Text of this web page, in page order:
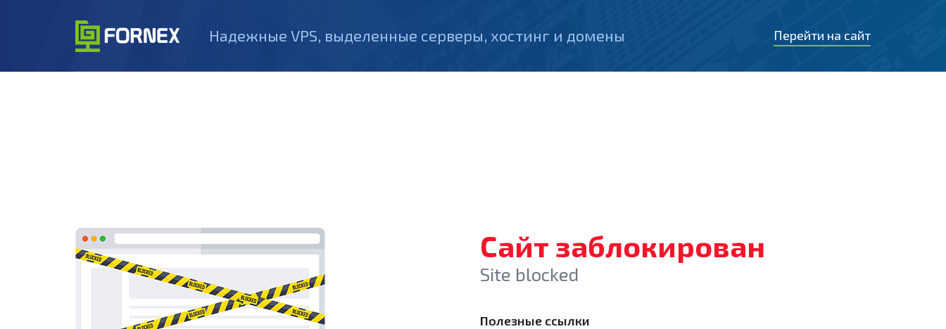
Надежные VPS, выделенные серверы, хостинг и домены Перейти на сайт
Сайт заблокирован
Site blocked
Полезные ссылки